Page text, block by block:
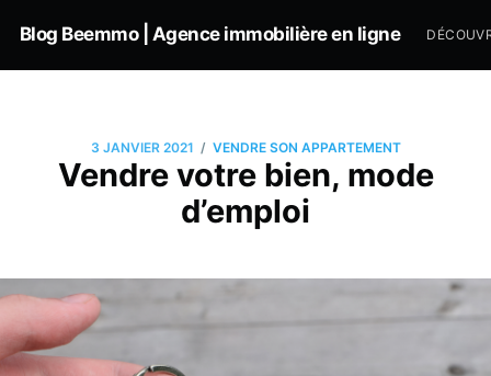
Blog Beemmo | Agence immobilière en ligne
3 JANVIER 2021 / VENDRE SON APPARTEMENT
Vendre votre bien, mode
d’emploi